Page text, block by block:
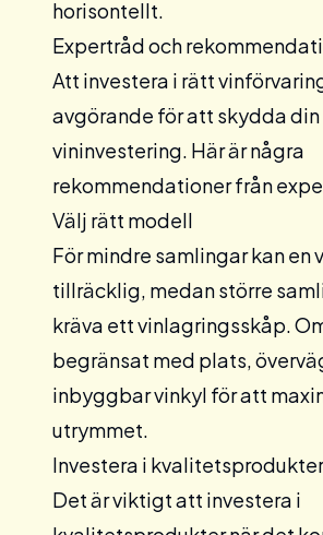
horisontellt.
Expertråd och
Att investera i rätt
avgörande för att skydda din
vininvestering. Här är några
rekommendationer från
Välj rätt modell
För mindre samlingar kan en
tillräcklig, medan större
kräva ettvinlagringsskåp.
begränsat med plats,
inbyggbarvinkyl för att
utrymmet.
Investera i kvalitetsprodukter
Det är viktigt att investera i